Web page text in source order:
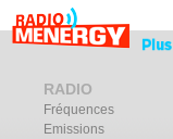
RADIO
Fréquences
Emissions